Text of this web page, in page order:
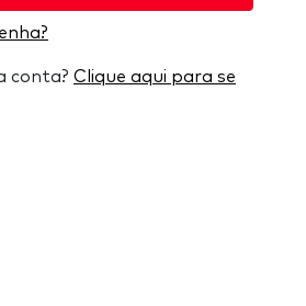
conta? Clique aqui para se